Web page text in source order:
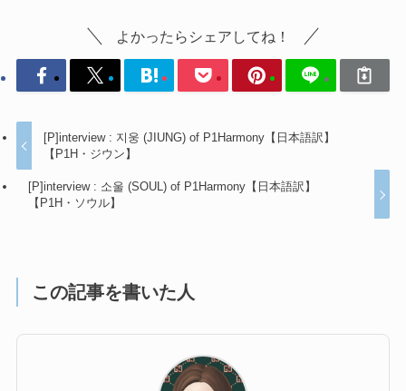
よかったらシェアしてね！
[P]interview : 지웅 (JIUNG) of P1Harmony【日本語訳】
【P1H・ジウン】
[P]interview : 소울 (SOUL) of P1Harmony【日本語訳】
【P1H・ソウル】
この記事を書いた人